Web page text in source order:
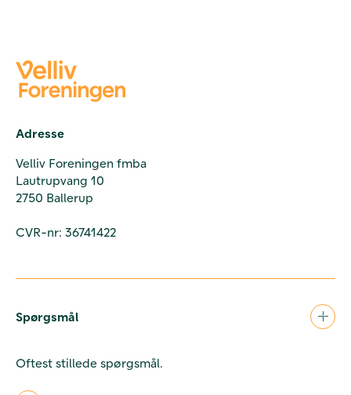
Adresse
Velliv Foreningen fmba
Lautrupvang 10
2750 Ballerup
CVR-nr: 36741422
Spørgsmål
Oftest stillede spørgsmål.